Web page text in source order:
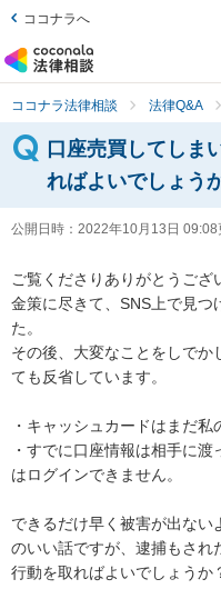
ココナラへ
ココナラ法律相談 法律Q&A
口座売買してしま
ればよいでしょう
公開日時： 2022年10月13日 09:08
ご覧くださりありがとうござ
金策に尽きて、SNS上で見つ
た。
その後、大変なことをしでか
ても反省しています。
・キャッシュカードはまだ私
・すでに口座情報は相手に
はログインできません。
できるだけ早く被害が出ない
のいい話ですが、逮捕もされ
行動を取ればよいでしょうか